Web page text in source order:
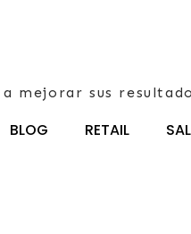
mejorar sus
BLOG RETAIL